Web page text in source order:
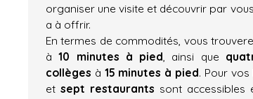
organiser une visite et découvrir par
a à offrir.
En termes de commodités, vous
à10 minutes à pied , ainsi que
collèges à 15 minutes à pied. Pour vos
etsept restaurants sont accessibles